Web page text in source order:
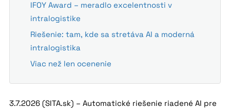
IFOY Award – meradlo excelentnosti v
intralogistike
Riešenie: tam, kde sa stretáva AI a moderná
intralogistika
Viac než len ocenenie
3.7.2026 (SITA.sk) – Automatické riešenie riadené AI pre